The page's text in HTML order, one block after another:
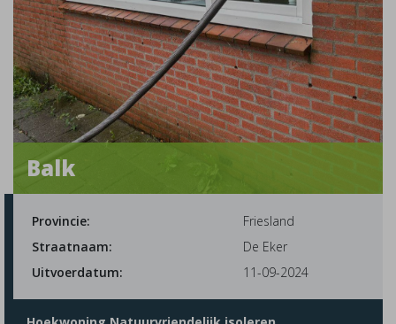
Balk
Provincie:
Friesland
Straatnaam:
De Eker
Uitvoerdatum:
11-09-2024